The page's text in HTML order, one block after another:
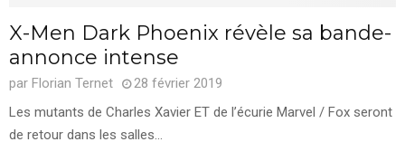
X-Men Dark Phoenix révèle sa bande-
annonce intense
par Florian Ternet
28 février 2019
Les mutants de Charles Xavier ET de l’écurie Marvel / Fox seront
de retour dans les salles...